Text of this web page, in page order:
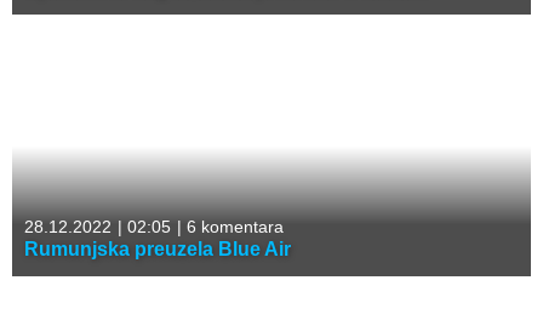
28.12.2022 | 02:05 | 6 komentara
Rumunjska preuzela Blue Air